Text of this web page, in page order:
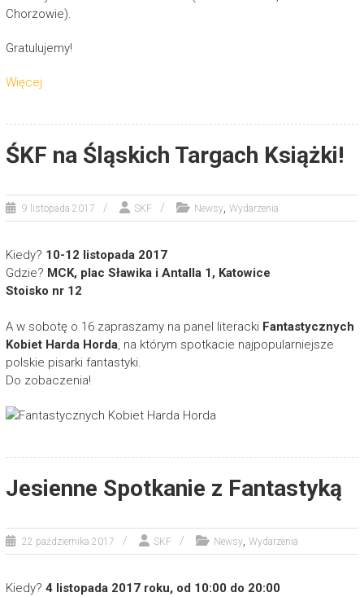
Chorzowie).
Gratulujemy!
Więcej
ŚKF na Śląskich Targach Książki!
9 listopada 2017 SKF Newsy, Wydarzenia
Kiedy? 10-12 listopada 2017
Gdzie? MCK, plac Sławika i Antalla 1, Katowice
Stoisko nr 12
A w sobotę o 16 zapraszamy na panel literacki Fantastycznych
Kobiet Harda Horda, na którym spotkacie najpopularniejsze
polskie pisarki fantastyki.
Do zobaczenia!
Jesienne Spotkanie z Fantastyką
22 października 2017 SKF Newsy, Wydarzenia
Kiedy? 4 listopada 2017 roku, od 10:00 do 20:00